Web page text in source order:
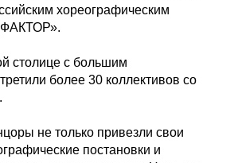
хореографическим
столице с большим
более 30 коллективов со
не только привезли свои
постановки и